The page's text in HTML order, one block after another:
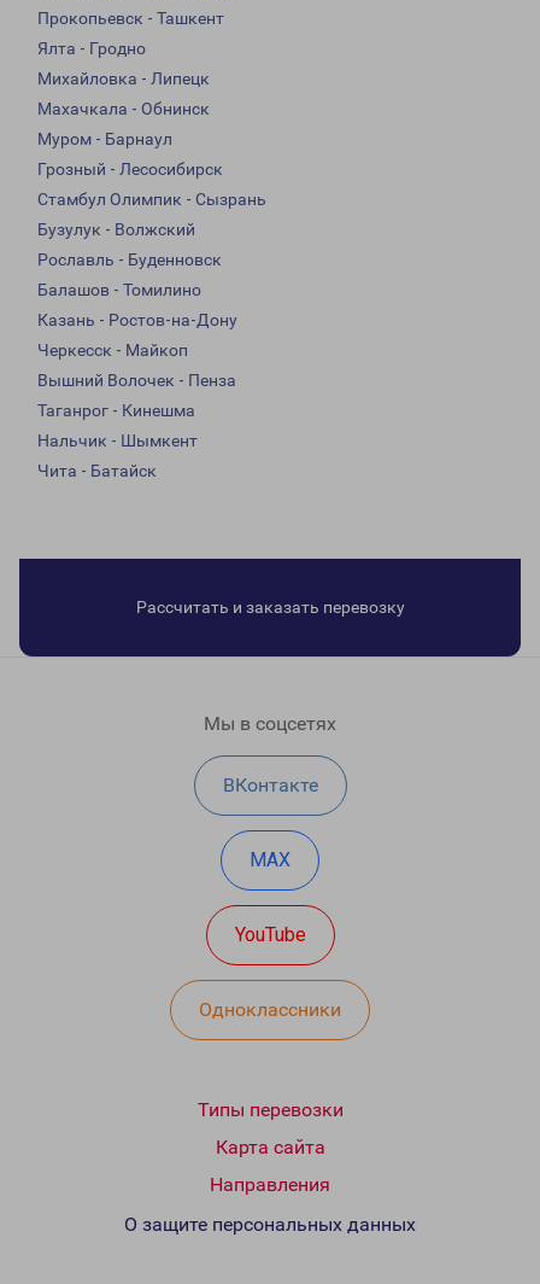
Прокопьевск - Ташкент
Ялта - Гродно
Михайловка - Липецк
Махачкала - Обнинск
Муром - Барнаул
Грозный - Лесосибирск
Стамбул Олимпик - Сызрань
Бузулук - Волжский
Рославль - Буденновск
Балашов - Томилино
Казань - Ростов-на-Дону
Черкесск - Майкоп
Вышний Волочек - Пенза
Таганрог - Кинешма
Нальчик - Шымкент
Чита - Батайск
Рассчитать и заказать перевозку
Мы в соцсетях
ВКонтакте
MAX
YouTube
Одноклассники
Типы перевозки
Карта сайта
Направления
О защите персональных данных